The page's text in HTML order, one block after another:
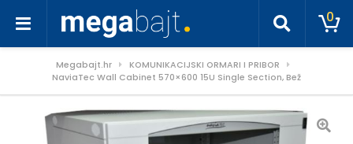
0
Megabajt.hr
KOMUNIKACIJSKI ORMARI I PRIBOR
NaviaTec Wall Cabinet 570×600 15U Single Section, Bež